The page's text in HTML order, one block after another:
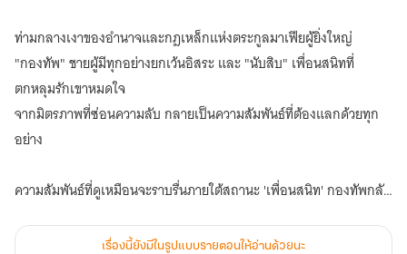
ท่ามกลางเงาของอำนาจและกฎเหล็กแห่งตระกูลมาเฟียผู้ยิ่งใหญ่
"กองทัพ" ชายผู้มีทุกอย่างยกเว้นอิสระ และ "นับสิบ" เพื่อนสนิทที่
ตกหลุมรักเขาหมดใจ
จากมิตรภาพที่ซ่อนความลับ กลายเป็นความสัมพันธ์ที่ต้องแลกด้วยทุก
อย่าง
ความสัมพันธ์ที่ดูเหมือนจะราบรื่นภายใต้สถานะ 'เพื่อนสนิท' กองทัพกลับ
ความใจดีหรือพื้นที่ส่วนตัวให้ใครหน้าไหน แต่ 'นับสิบ' กลับกลายเป็นข้อ
เรื่องนี้ยังมีในรูปแบบรายตอนให้อ่านด้วยนะ